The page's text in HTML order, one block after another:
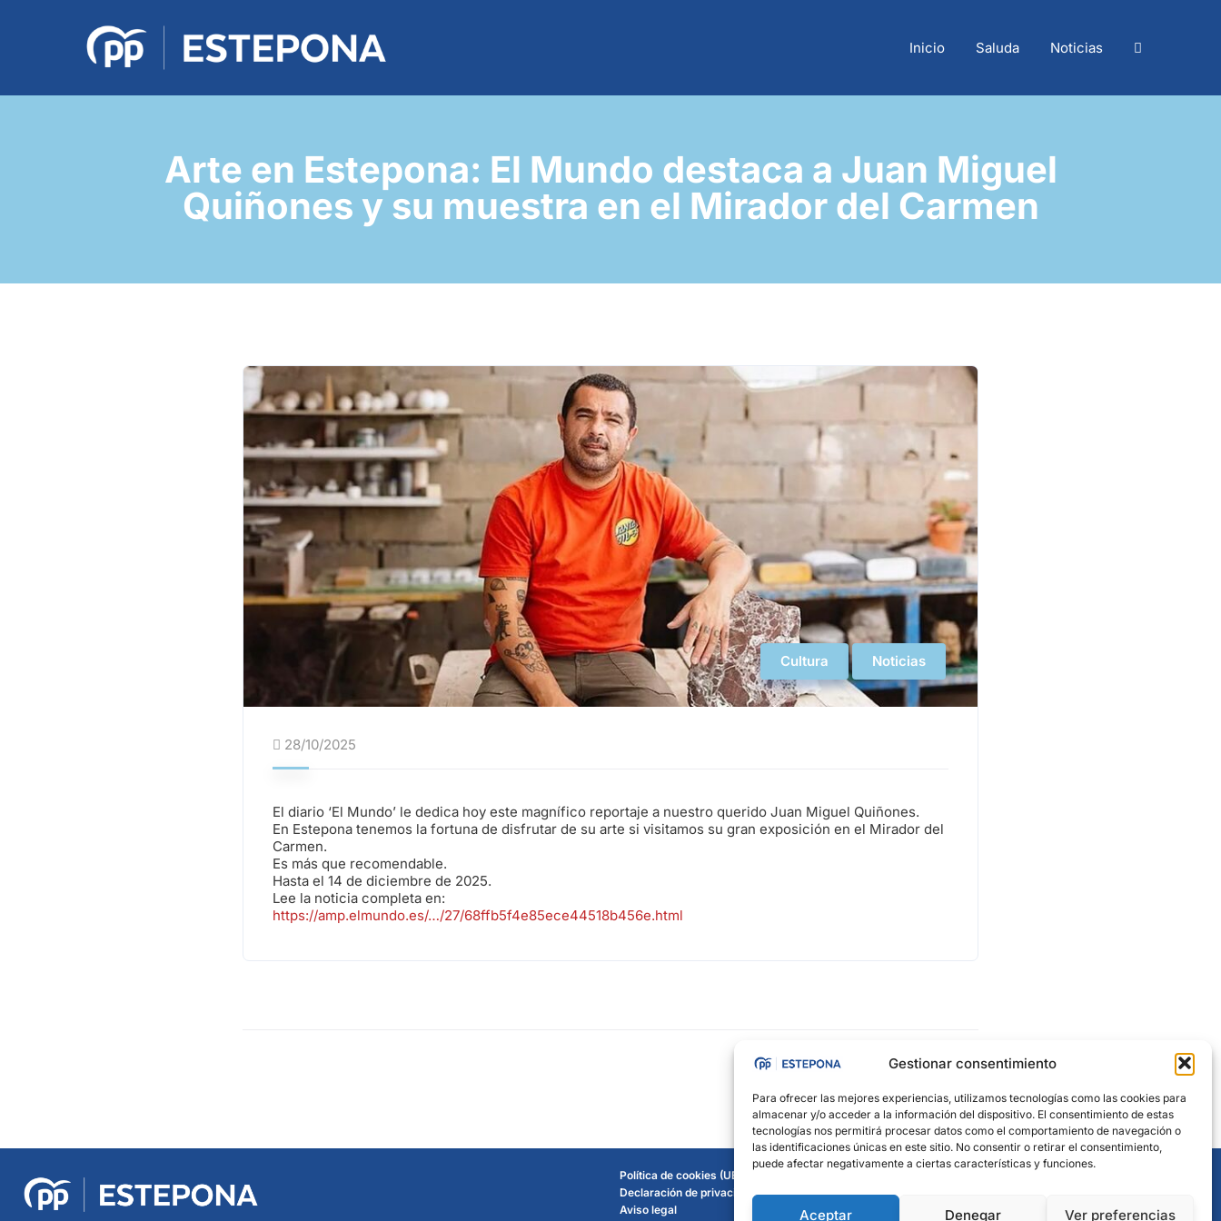
Gestionar consentimiento
Para ofrecer las mejores experiencias, utilizamos tecnologías como las cookies para
almacenar y/o acceder a la información del dispositivo. El consentimiento de estas
tecnologías nos permitirá procesar datos como el comportamiento de navegación o
las identificaciones únicas en este sitio. No consentir o retirar el consentimiento,
puede afectar negativamente a ciertas características y funciones.
Aceptar Denegar Ver preferencias
Inicio Saluda Noticias
Arte en Estepona: El Mundo destaca a Juan Miguel
Quiñones y su muestra en el Mirador del Carmen
Cultura Noticias
28/10/2025
El diario ‘El Mundo’ le dedica hoy este magnífico reportaje a nuestro querido Juan Miguel Quiñones.
En Estepona tenemos la fortuna de disfrutar de su arte si visitamos su gran exposición en el Mirador del
Carmen.
Es más que recomendable.
Hasta el 14 de diciembre de 2025.
Lee la noticia completa en:
https://amp.elmundo.es/…/27/68ffb5f4e85ece44518b456e.html
Política de cookies (UE)
Declaración de privacidad
Aviso legal